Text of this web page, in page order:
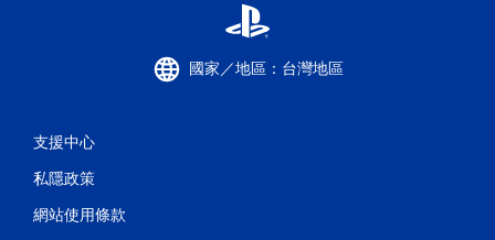
國家／地區：台灣地區
支援中心
私隱政策
網站使用條款